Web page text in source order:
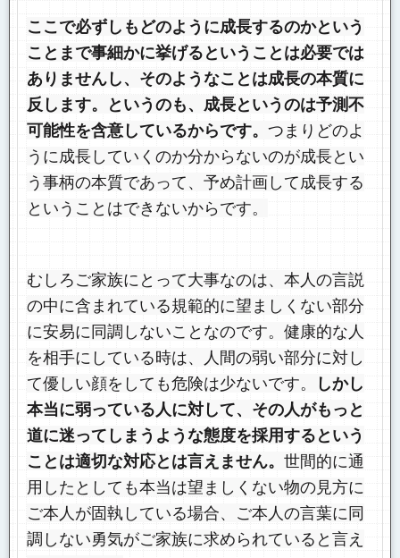
ここで必ずしもどのように成長するのかという
ことまで事細かに挙げるということは必要では
ありませんし、そのようなことは成長の本質に
反します。というのも、成長というのは予測不
可能性を含意しているからです。 つまりどのよ
うに成長していくのか分からないのが成長とい
う事柄の本質であって、予め計画して成長する
ということはできないからです。
むしろご家族にとって大事なのは、本人の言説
の中に含まれている規範的に望ましくない部分
に安易に同調しないことなのです。健康的な人
を相手にしている時は、人間の弱い部分に対し
て優しい顔をしても危険は少ないです。
しかし
本当に弱っている人に対して、その人がもっと
道に迷ってしまうような態度を採用するという
ことは適切な対応とは言えません。 世間的に通
用したとしても本当は望ましくない物の見方に
ご本人が固執している場合、ご本人の言葉に同
調しない勇気がご家族に求められていると言え